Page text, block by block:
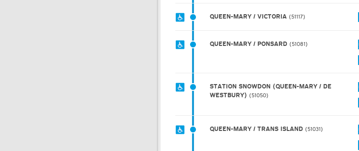
QUEEN-MARY / VICTORIA 51117
QUEEN-MARY / PONSARD 51081
STATION SNOWDON (QUEEN-MARY / DE
WESTBURY)
51050
QUEEN-MARY / TRANS ISLAND 51031